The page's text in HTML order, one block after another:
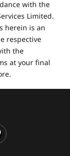
with the
Limited.
herein is an
respective
the
at your final